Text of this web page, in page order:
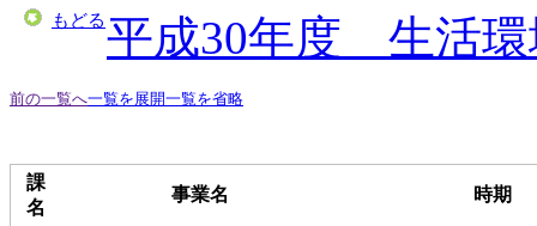
もどる平成30年度 生活環
前の一覧へ一覧を展開一覧を省略
課
名
事業名 時期